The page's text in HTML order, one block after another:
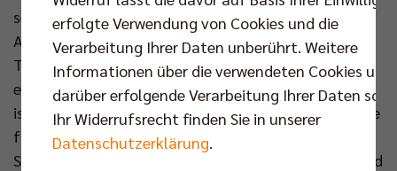
seine Nation bestreitet. Mit Frankreich wurde der
Außenangreifer als Führungsspieler im Jahr 2021 in
Tokio Olympiasieger – gemeinsam mit dem
ehemaligen Berliner Nicolas Le Goff. Darüber hinaus
ist N’Gapeth auch Europameister, italienischer sowie
französischer Meister und zweimaliger Weltliga-
Sieger. Sowohl im Klub- als auch Nationaltrikot stand
erfolgte Verwendung von Cookies und die
Verarbeitung Ihrer Daten unberührt. Weitere
Informationen über die verwendeten Cookies und
darüber erfolgende Verarbeitung Ihrer Daten
Ihr Widerrufsrecht finden Sie in unserer
Datenschutzerklärung